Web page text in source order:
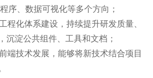
序、数据可视化等多个方向；
程化体系建设，持续提升研发质量、
沉淀公共组件、工具和文档；
端技术发展，能够将新技术结合项目